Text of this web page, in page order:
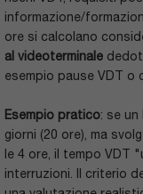
informazione/
ore si calcolano
al videoterminale
esempio pause VDT o
Esempio pratico: se
giorni (20 ore), ma
le 4 ore, il tempo VDT
interruzioni. Il criterio